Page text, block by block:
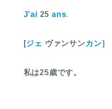
J’ai 25 ans.
[ジェ ヴァンサンカン］
私は25歳です。